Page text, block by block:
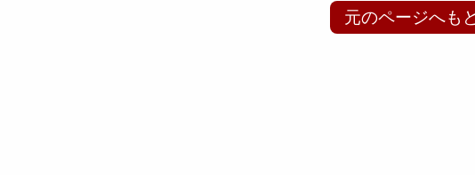
元のページへも